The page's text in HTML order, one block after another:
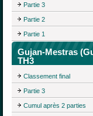
Partie 3
Partie 2
Partie 1
Gujan-Mestras
TH3
Classement final
Partie 3
Cumul après 2 parties